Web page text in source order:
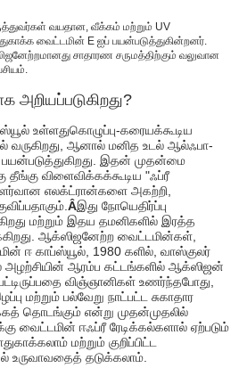
வயதான, வீக்கம் மற்றும் UV
வைட்டமின் E ஐப் பயன்படுத்துகின்றனர்.
சாதாரண சருமத்திற்கும் வலுவான
உள்ளதுகொழுப்பு-கரையக்கூடிய
வருகிறது, ஆனால் மனித உடல் ஆல்ஃபா-
இதன் முதன்மை
தீங்கு விளைவிக்கக்கூடிய "ஃப்ரீ
எலக்ட்ரான்களை அகற்றி,
Âஇது நோயெதிர்ப்பு
மற்றும் இதய தமனிகளில் இரத்த
ஆக்ஸிஜனேற்ற வைட்டமின்கள்,
ஈ காப்ஸ்யூல் , 1980 களில், வாஸ்குலர்
அழற்சியின் ஆரம்ப கட்டங்களில் ஆக்ஸிஜன்
விஞ்ஞானிகள் உணர்ந்தபோது,
மற்றும் பல்வேறு நாட்பட்ட சுகாதார
தொடங்கும் என்று முதன்முதலில்
வைட்டமின் ஈஃப்ரீ ரேடிக்கல்களால் ஏற்படும்
மற்றும் குறிப்பிட்ட
உருவாவதைத் தடுக்கலாம்.